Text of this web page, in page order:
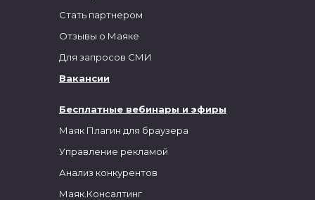
Бесплатные вебинары и эфиры
Маяк Плагин для браузера
Управление рекламой
Анализ конкурентов
Маяк.Консалтинг
Стать партнером
Отзывы о Маяке
Для запросов СМИ
Вакансии